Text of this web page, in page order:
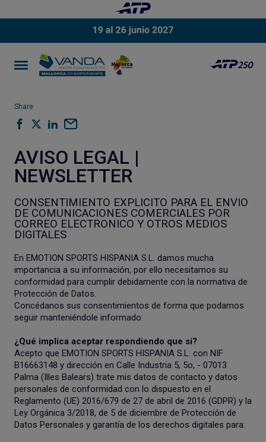
Share
AVISO LEGAL |
NEWSLETTER
CONSENTIMIENTO EXPLICITO PARA EL ENVIO
DE COMUNICACIONES COMERCIALES POR
CORREO ELECTRONICO Y OTROS MEDIOS
DIGITALES
En EMOTION SPORTS HISPANIA S.L. damos mucha
importancia a su información, por ello necesitamos su
conformidad para cumplir debidamente con la normativa de
Protección de Datos.
Concédanos sus consentimientos de forma que podamos
seguir manteniéndole informado:
¿Qué implica aceptar respondiendo que sí?
Acepto que EMOTION SPORTS HISPANIA S.L. con NIF
B16663148 y dirección en Calle Industria 5, 5o, - 07013
Palma (Illes Balears) trate mis datos de contacto y datos
personales de conformidad con lo dispuesto en el
Reglamento (UE) 2016/679 de 27 de abril de 2016 (GDPR) y la
Ley Orgánica 3/2018, de 5 de diciembre de Protección de
Datos Personales y garantía de los derechos digitales para: